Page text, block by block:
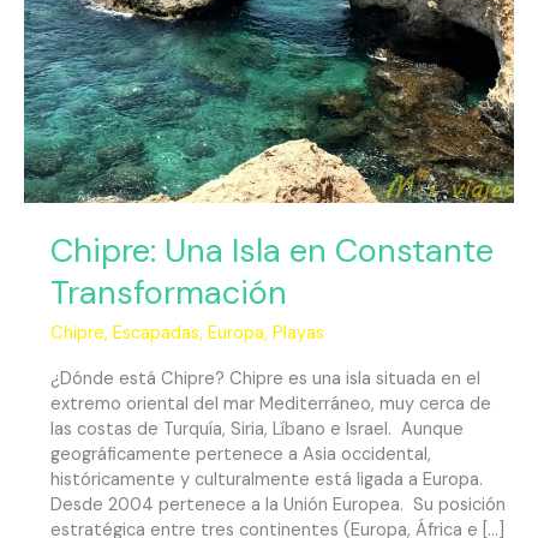
Chipre: Una Isla en Constante
Transformación
Chipre, Escapadas, Europa, Playas
¿Dónde está Chipre? Chipre es una isla situada en el
extremo oriental del mar Mediterráneo, muy cerca de
las costas de Turquía, Siria, Líbano e Israel. Aunque
geográficamente pertenece a Asia occidental,
históricamente y culturalmente está ligada a Europa.
Desde 2004 pertenece a la Unión Europea. Su posición
estratégica entre tres continentes (Europa, África e […]